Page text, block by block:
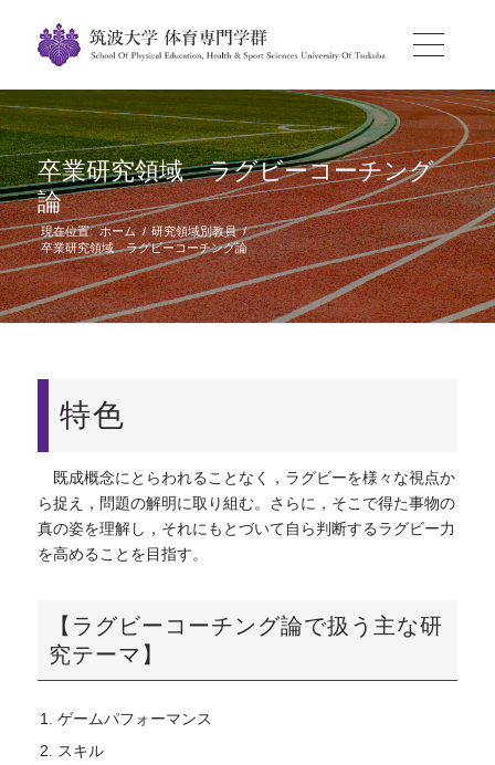
卒業研究領域 ラグビーコーチング
論
現在位置: ホーム / 研究領域別教員 /
卒業研究領域 ラグビーコーチング論
特色
既成概念にとらわれることなく，ラグビーを様々な視点か
ら捉え，問題の解明に取り組む。さらに，そこで得た事物の
真の姿を理解し，それにもとづいて自ら判断するラグビー力
を高めることを目指す。
【ラグビーコーチング論で扱う主な研
究テーマ】
ゲームパフォーマンス
スキル